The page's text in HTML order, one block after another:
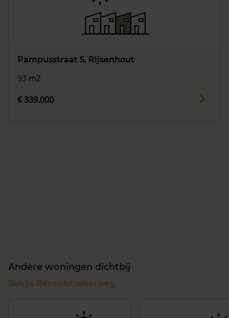
Pampusstraat 5, Rijsenhout
93 m2
€ 339.000
Andere woningen dichtbij
Bekijk Bennebroekerweg